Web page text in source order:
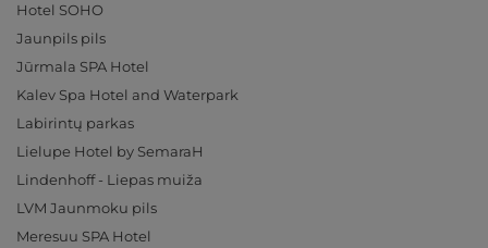
Hotel SOHO
Jaunpils pils
Jūrmala SPA Hotel
Kalev Spa Hotel and Waterpark
Labirintų parkas
Lielupe Hotel by SemaraH
Lindenhoff - Liepas muiža
LVM Jaunmoku pils
Meresuu SPA Hotel